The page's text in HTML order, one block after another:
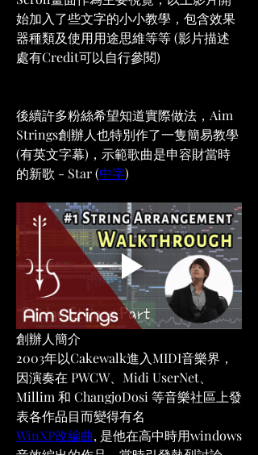
始加入了些文字的小小教學，包含效果
器種類及使用用途思維等等 (影片描述
處有Credit可以自行參閱)
後續許多粉絲希望知道實際做法，Aim
Strings創辦人也特別作了一隻簡易教學
(有英文字幕)，示範歌曲是申容財當時
的新歌 - Star (中字)
創辦人簡介
2003年以Cakewalk進入MIDI音樂界，
因演奏在 PWCW、Midi UserNet、
Millim 和 ChangjoDosi 等音樂社區上發
表各作品目而變得有名
WinXP改編曲, 是他在高中時用windows